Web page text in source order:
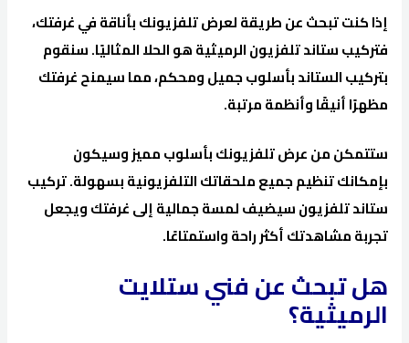
إذا كنت تبحث عن طريقة لعرض تلفزيونك بأناقة في غرفتك،
فتركيب ستاند تلفزيون الرميثية هو الحلا المثاليًا. سنقوم
بتركيب الستاند بأسلوب جميل ومحكم، مما سيمنح غرفتك
مظهرًا أنيقًا وأنظمة مرتبة.
ستتمكن من عرض تلفزيونك بأسلوب مميز وسيكون
بإمكانك تنظيم جميع ملحقاتك التلفزيونية بسهولة. تركيب
ستاند تلفزيون سيضيف لمسة جمالية إلى غرفتك ويجعل
تجربة مشاهدتك أكثر راحة واستمتاعًا.
هل تبحث عن فني ستلايت
الرميثية؟